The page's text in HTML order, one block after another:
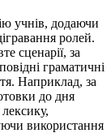
учнів, додаючи
ролей.
сценарії, за
граматичні
Наприклад, за
до дня
використання